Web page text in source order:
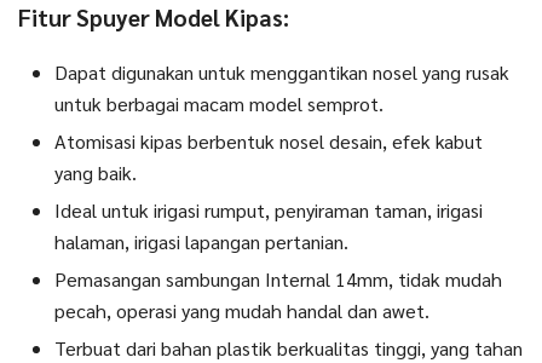
Fitur Spuyer Model Kipas:
Dapat digunakan untuk menggantikan nosel yang rusak
untuk berbagai macam model semprot.
Atomisasi kipas berbentuk nosel desain, efek kabut
yang baik.
Ideal untuk irigasi rumput, penyiraman taman, irigasi
halaman, irigasi lapangan pertanian.
Pemasangan sambungan Internal 14mm, tidak mudah
pecah, operasi yang mudah handal dan awet.
Terbuat dari bahan plastik berkualitas tinggi, yang tahan